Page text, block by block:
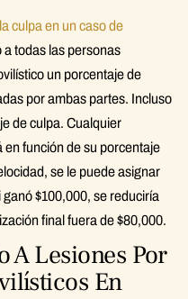
culpa en un caso de
a todas las personas
un porcentaje de
por ambas partes. Incluso
de culpa. Cualquier
función de su porcentaje
se le puede asignar
$100,000, se reduciría
final fuera de $80,000.
A Lesiones Por
En